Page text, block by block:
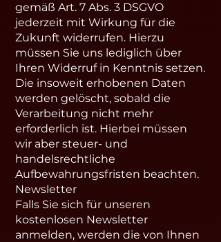
gemäß Art. 7 Abs. 3 DSGVO
jederzeit mit Wirkung für die
Zukunft widerrufen. Hierzu
müssen Sie uns lediglich über
Ihren Widerruf in Kenntnis setzen.
Die insoweit erhobenen Daten
werden gelöscht, sobald die
Verarbeitung nicht mehr
erforderlich ist. Hierbei müssen
wir aber steuer- und
handelsrechtliche
Aufbewahrungsfristen beachten.
Newsletter
Falls Sie sich für unseren
kostenlosen Newsletter
anmelden, werden die von Ihnen